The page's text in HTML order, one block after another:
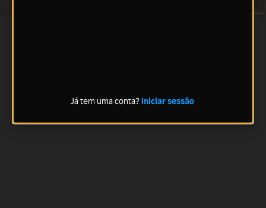
Já tem uma conta? Iniciar sessão